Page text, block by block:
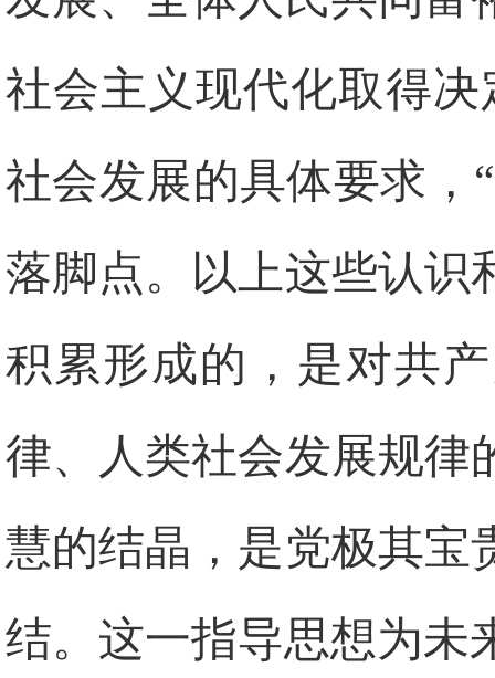
社会主义现代化取得
社会发展的具体要求，
落脚点。以上这些认识
积累形成的，是对共
律、人类社会发展规律
慧的结晶，是党极其宝
结。这一指导思想为未